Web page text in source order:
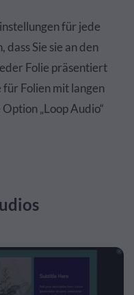
für jede
Sie sie an den
Folie präsentiert
Folien mit langen
„Loop Audio“